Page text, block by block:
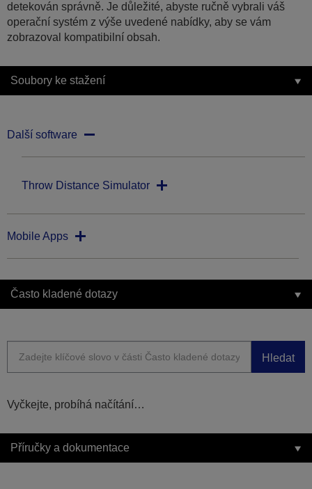
detekován správně. Je důležité, abyste ručně vybrali váš
operační systém z výše uvedené nabídky, aby se vám
zobrazoval kompatibilní obsah.
Soubory ke stažení
Další software
Throw Distance Simulator
Mobile Apps
Často kladené dotazy
Hledat
Vyčkejte, probíhá načítání…
Příručky a dokumentace